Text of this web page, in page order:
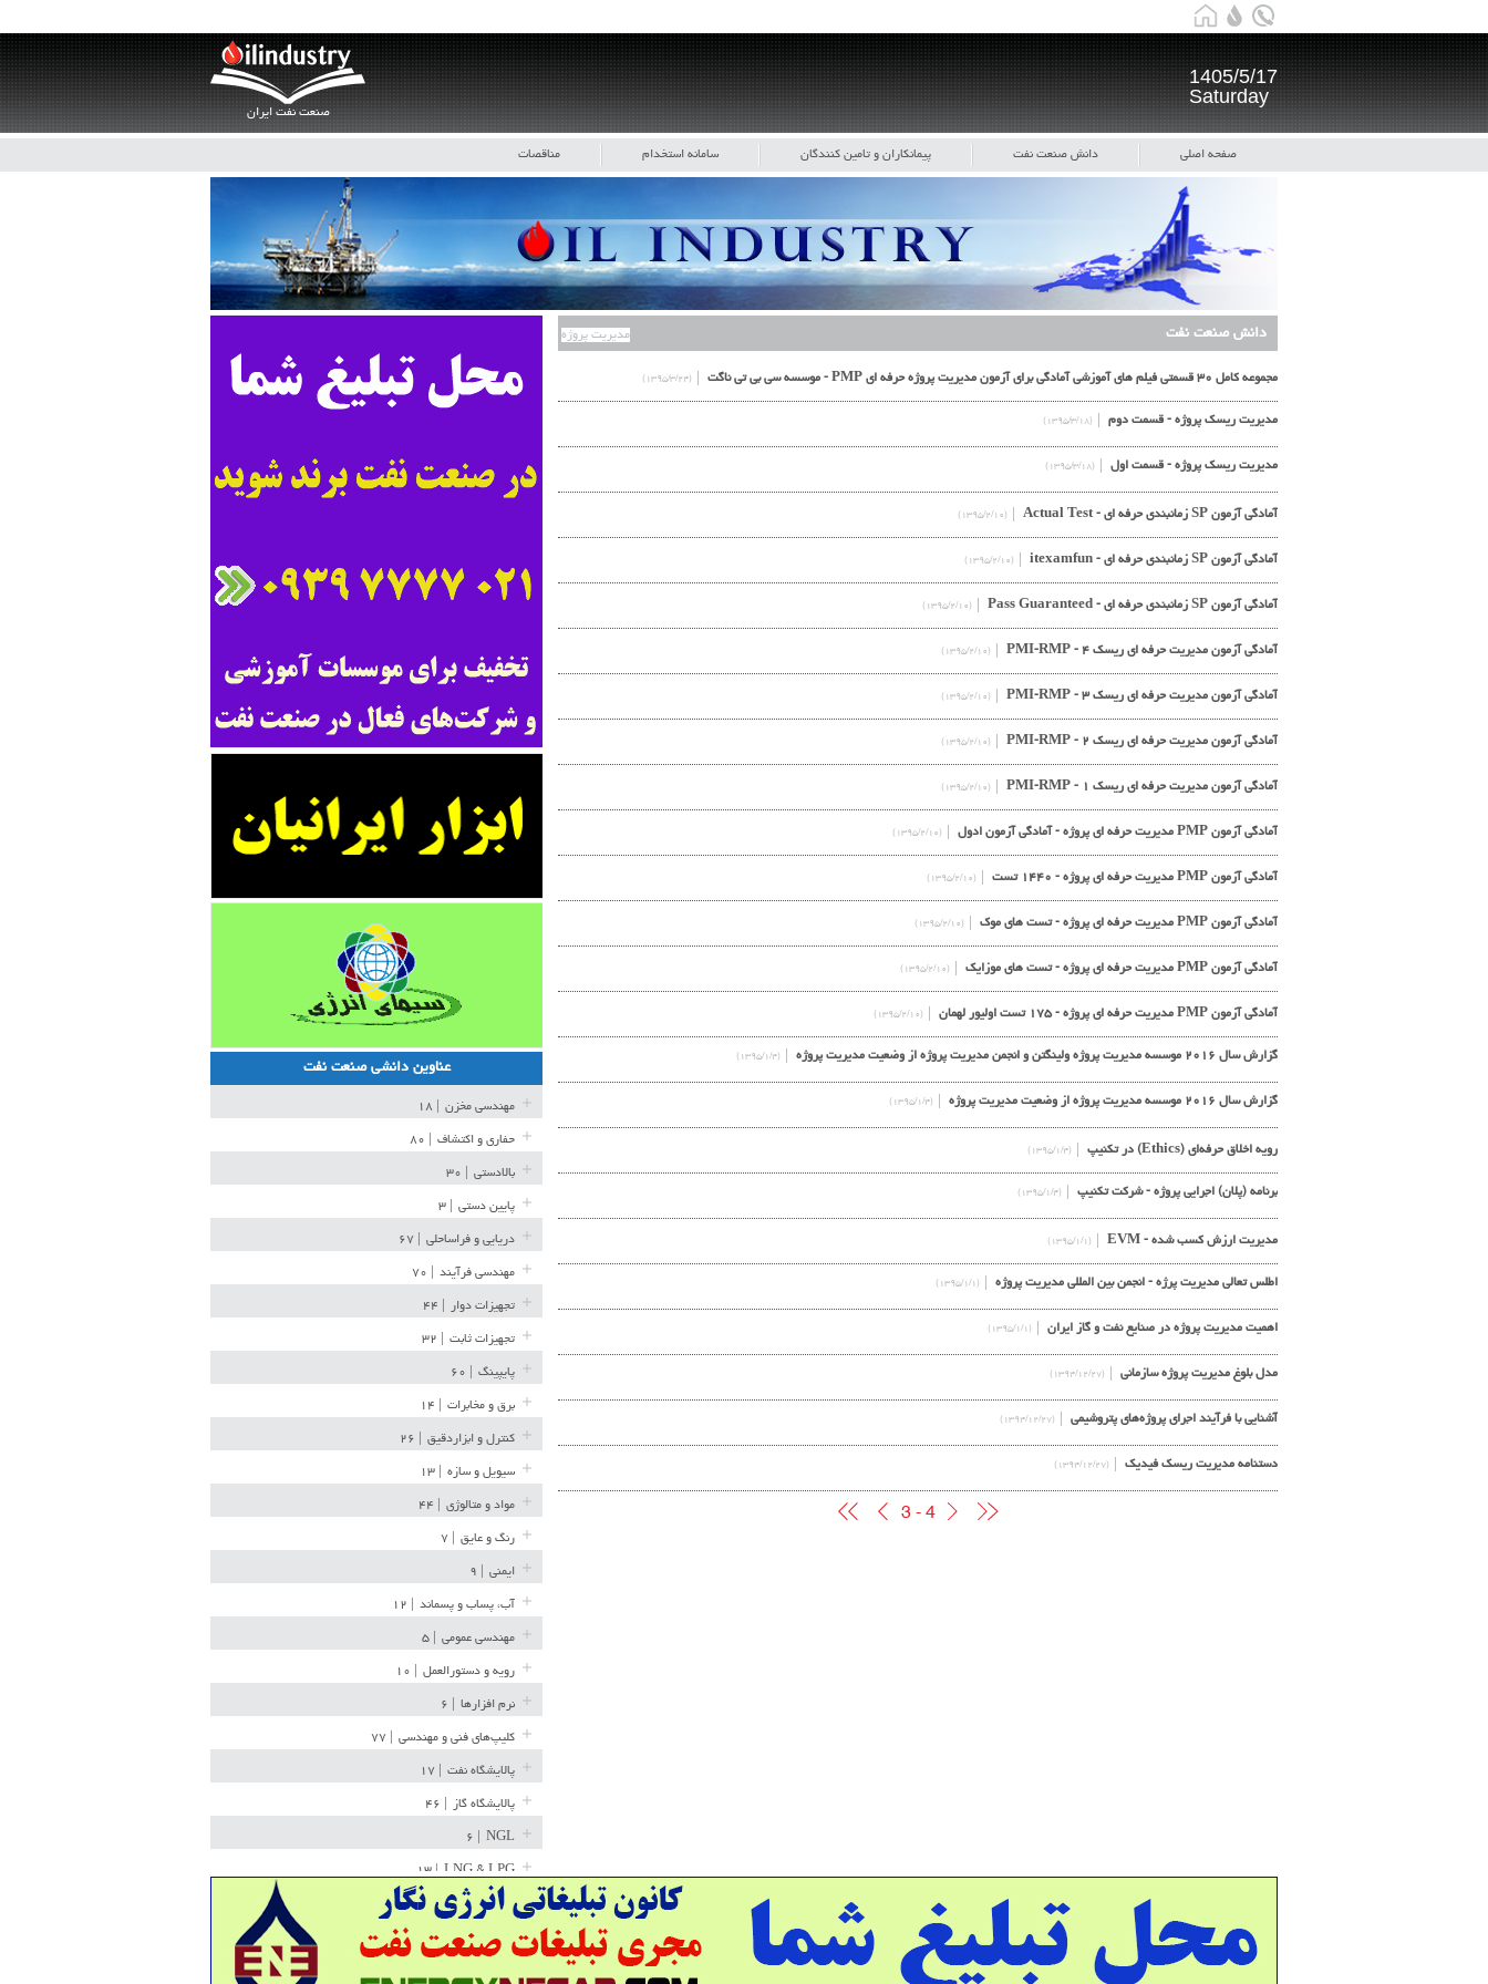
صنعت نفت ایران
1405/5/17
Saturday
صفحه اصلی دانش صنعت نفت پیمانکاران و تامین کنندگان سامانه استخدام مناقصات
دانش صنعت نفت مدیریت پروژه
مجموعه کامل ۳۰ قسمتی فیلم های آموزشی آمادگی برای آزمون مدیریت پروژه حرفه ای PMP - موسسه سی بی تی ناگت (۱۳۹۵/۳/۲۴)
مدیریت ریسک پروژه - قسمت دوم (۱۳۹۵/۳/۱۸)
مدیریت ریسک پروژه - قسمت اول (۱۳۹۵/۳/۱۸)
آمادگی آزمون SP زمانبندی حرفه ای - Actual Test (۱۳۹۵/۲/۱۰)
آمادگی آزمون SP زمانبندی حرفه ای - itexamfun (۱۳۹۵/۲/۱۰)
آمادگی آزمون SP زمانبندی حرفه ای - Pass Guaranteed (۱۳۹۵/۲/۱۰)
آمادگی آزمون مدیریت حرفه ای ریسک PMI-RMP - ۴ (۱۳۹۵/۲/۱۰)
آمادگی آزمون مدیریت حرفه ای ریسک PMI-RMP - ۳ (۱۳۹۵/۲/۱۰)
آمادگی آزمون مدیریت حرفه ای ریسک PMI-RMP - ۲ (۱۳۹۵/۲/۱۰)
آمادگی آزمون مدیریت حرفه ای ریسک PMI-RMP - ۱ (۱۳۹۵/۲/۱۰)
آمادگی آزمون PMP مدیریت حرفه ای پروژه - آمادگی آزمون ادول (۱۳۹۵/۲/۱۰)
آمادگی آزمون PMP مدیریت حرفه ای پروژه - ۱۴۴۰ تست (۱۳۹۵/۲/۱۰)
آمادگی آزمون PMP مدیریت حرفه ای پروژه - تست های موک (۱۳۹۵/۲/۱۰)
آمادگی آزمون PMP مدیریت حرفه ای پروژه - تست های موزایک (۱۳۹۵/۲/۱۰)
آمادگی آزمون PMP مدیریت حرفه ای پروژه - ۱۷۵ تست اولیور لهمان (۱۳۹۵/۲/۱۰)
گزارش سال ۲۰۱۶ موسسه مدیریت پروژه ولینگتن و انجمن مدیریت پروژه از وضعیت مدیریت پروژه (۱۳۹۵/۱/۴)
گزارش سال ۲۰۱۶ موسسه مدیریت پروژه از وضعیت مدیریت پروژه (۱۳۹۵/۱/۴)
رویه اخلاق حرفه‌ای (Ethics) در تکنیپ (۱۳۹۵/۱/۴)
برنامه (پلان) اجرایی پروژه - شرکت تکنیپ (۱۳۹۵/۱/۴)
مدیریت ارزش کسب شده - EVM (۱۳۹۵/۱/۱)
اطلس تعالی مدیریت پرژه - انجمن بین المللی مدیریت پروژه (۱۳۹۵/۱/۱)
اهمیت مدیریت پروژه در صنایع نفت و گاز ایران (۱۳۹۵/۱/۱)
مدل بلوغ مدیریت پروژه سازمانی (۱۳۹۴/۱۲/۲۷)
آشنایی با فرآیند اجرای پروژه‌های پتروشيمی (۱۳۹۴/۱۲/۲۷)
دستنامه مدیریت ریسک فیدیک (۱۳۹۴/۱۲/۲۷)
3 - 4
عناوین دانشی صنعت نفت
مهندسی مخزن
حفاری و اکتشاف
بالادستی
پایین دستی
دریایی و فراساحلی
مهندسی فرآیند
تجهیزات دوار
تجهیزات ثابت
پایپینگ
برق و مخابرات
کنترل و ابزاردقیق
سیویل و سازه
مواد و متالوژی
رنگ و عایق
ایمنی
آب، پساب و پسماند
مهندسی عمومی
رویه و دستورالعمل
نرم افزارها
کلیپ‌های فنی و مهندسی
پالایشگاه نفت
پالایشگاه گاز
NGL
LNG & LPG | ۱۳
خط لوله | ۳۶
مخازن ذخیره